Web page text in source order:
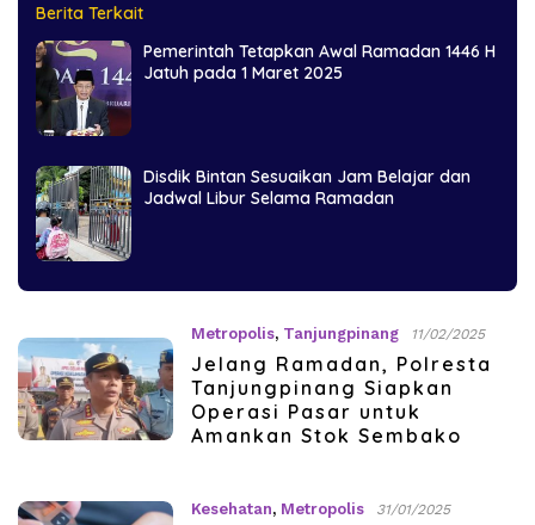
Berita Terkait
Pemerintah Tetapkan Awal Ramadan 1446 H
Jatuh pada 1 Maret 2025
Disdik Bintan Sesuaikan Jam Belajar dan
Jadwal Libur Selama Ramadan
Metropolis, Tanjungpinang 11/02/2025
Jelang Ramadan, Polresta
Tanjungpinang Siapkan
Operasi Pasar untuk
Amankan Stok Sembako
Kesehatan, Metropolis 31/01/2025